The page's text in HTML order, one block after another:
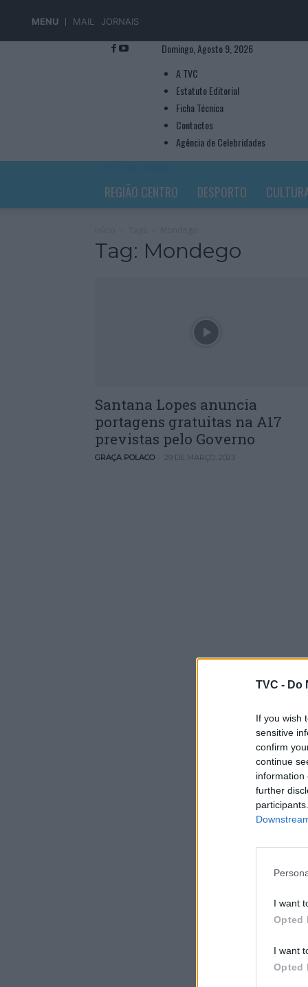
TVC - Do
If you wish
sensitive
confirm
continue
information
further
I want
Opted
I want
Opted
MENU MAIL JORNAIS
Domingo, Agosto 9, 2026
A TVC
Estatuto Editorial
Ficha Técnica
Contactos
Agência de Celebridades
REGIÃO CENTRO DESPORTO
Tag: Mondego
Santana Lopes anuncia
portagens gratuitas na A17
previstas pelo Governo
GRAÇA POLACO 29 DE MARÇO, 2023